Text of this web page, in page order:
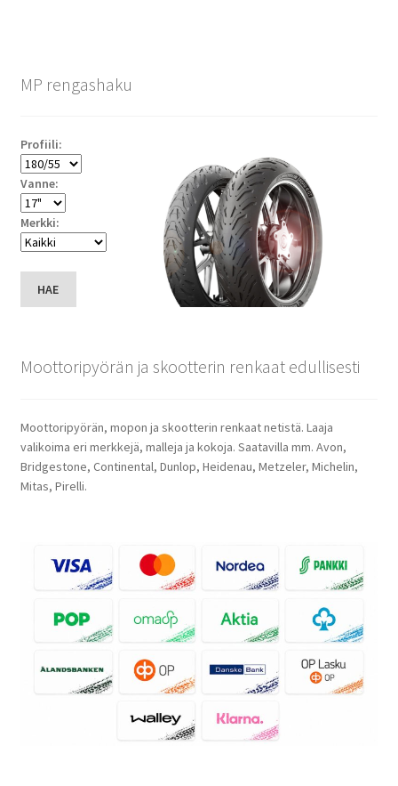
MP rengashaku
Profiili:
Vanne:
Merkki:
HAE
Moottoripyörän ja skootterin renkaat edullisesti
Moottoripyörän, mopon ja skootterin renkaat netistä. Laaja
valikoima eri merkkejä, malleja ja kokoja. Saatavilla mm. Avon,
Bridgestone, Continental, Dunlop, Heidenau, Metzeler, Michelin,
Mitas, Pirelli.